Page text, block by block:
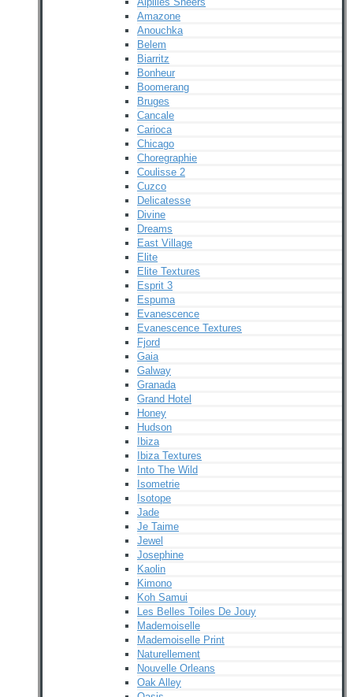
Amazone
Anouchka
Belem
Biarritz
Bonheur
Boomerang
Bruges
Cancale
Carioca
Chicago
Choregraphie
Coulisse 2
Cuzco
Delicatesse
Divine
Dreams
East Village
Elite
Elite Textures
Esprit 3
Espuma
Evanescence
Evanescence Textures
Fjord
Gaia
Galway
Granada
Grand Hotel
Honey
Hudson
Ibiza
Ibiza Textures
Into The Wild
Isometrie
Isotope
Jade
Je Taime
Jewel
Josephine
Kaolin
Kimono
Koh Samui
Les Belles Toiles De Jouy
Mademoiselle
Mademoiselle Print
Naturellement
Nouvelle Orleans
Oak Alley